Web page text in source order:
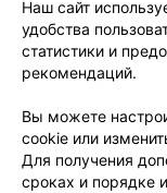
Наш сайт
удобства
статистики и
рекомендаций.
Вы можете
cookie или
Для получения
сроках и порядке